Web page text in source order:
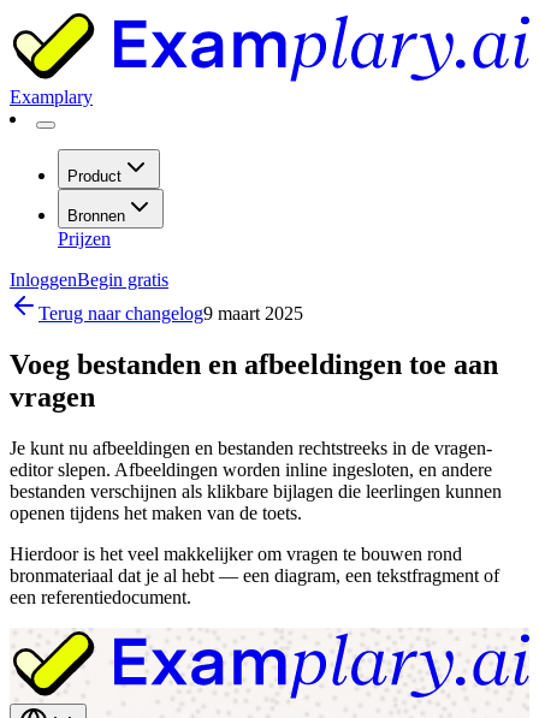
Examplary
Product
Bronnen
Prijzen
InloggenBegin gratis
Terug naar changelog9 maart 2025
Voeg bestanden en afbeeldingen toe aan
vragen
Je kunt nu afbeeldingen en bestanden rechtstreeks in de vragen-
editor slepen. Afbeeldingen worden inline ingesloten, en andere
bestanden verschijnen als klikbare bijlagen die leerlingen kunnen
openen tijdens het maken van de toets.
Hierdoor is het veel makkelijker om vragen te bouwen rond
bronmateriaal dat je al hebt — een diagram, een tekstfragment of
een referentiedocument.